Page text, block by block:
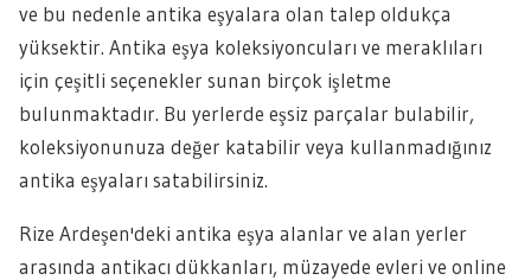
ve bu nedenle antika eşyalara olan talep oldukça
yüksektir. Antika eşya koleksiyoncuları ve meraklıları
için çeşitli seçenekler sunan birçok işletme
bulunmaktadır. Bu yerlerde eşsiz parçalar bulabilir,
koleksiyonunuza değer katabilir veya kullanmadığınız
antika eşyaları satabilirsiniz.
Rize Ardeşen'deki antika eşya alanlar ve alan yerler
arasında antikacı dükkanları, müzayede evleri ve online